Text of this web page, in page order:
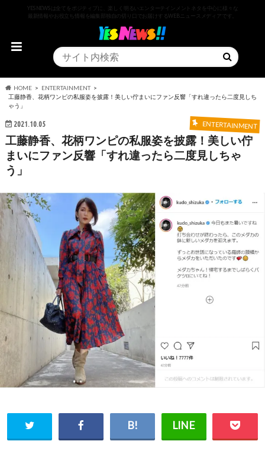
YESNEWSは全てをポジティブに、楽しく明るいエンターテインメントネタを中心に様々な
最新情報やお役立ち情報を編集部独自の切り口でお届けするWEBニュースメディアです。
HOME
ENTERTAINMENT
工藤静香、花柄ワンピの私服姿を披露！美しい佇まいにファン反響「すれ違ったら二度見しち
ゃう」
2021.10.05 ENTERTAINMENT
工藤静香、花柄ワンピの私服姿を披露！美しい佇
まいにファン反響「すれ違ったら二度見しちゃ
う」